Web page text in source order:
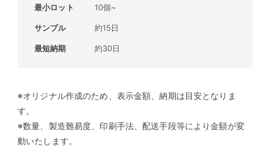
最小ロット 10個~
サンプル 約15日
最短納期 約30日
※オリジナル作成のため、表示金額、納期は目安となりま
す。
※数量、製造難易度、印刷手法、配送手段等により金額が変
動いたします。